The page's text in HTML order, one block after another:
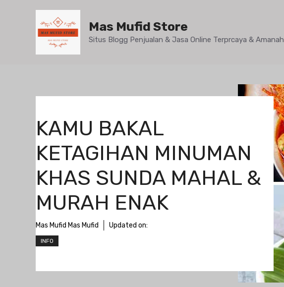
Mas Mufid Store
Situs Blogg Penjualan & Jasa Online Terprcaya & Amanah
KAMU BAKAL
KETAGIHAN MINUMAN
KHAS SUNDA MAHAL &
MURAH ENAK
Mas Mufid Mas Mufid Updated on:
INFO